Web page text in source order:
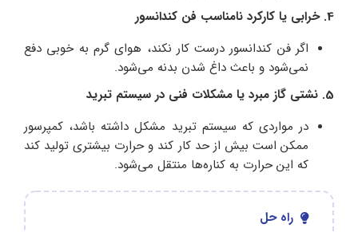
4. خرابی یا کارکرد نامناسب فن کندانسور
اگر فن کندانسور درست کار نکند، هوای گرم به خوبی دفع
نمی‌شود و باعث داغ شدن بدنه می‌شود.
5. نشتی گاز مبرد یا مشکلات فنی در سیستم تبرید
در مواردی که سیستم تبرید مشکل داشته باشد، کمپرسور
ممکن است بیش از حد کار کند و حرارت بیشتری تولید کند
که این حرارت به کناره‌ها منتقل می‌شود.
راه حل